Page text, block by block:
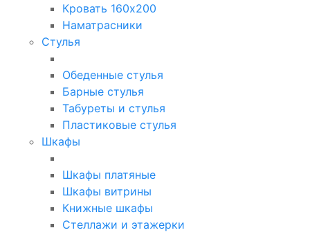
Кровать 160х200
Наматрасники
Стулья
Обеденные стулья
Барные стулья
Табуреты и стулья
Пластиковые стулья
Шкафы
Шкафы платяные
Шкафы витрины
Книжные шкафы
Стеллажи и этажерки